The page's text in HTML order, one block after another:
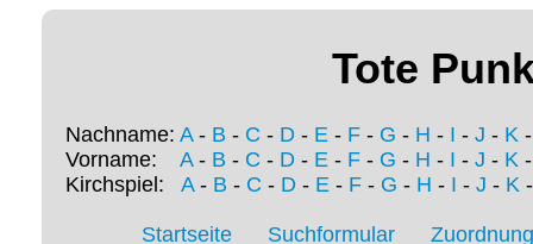
Tote
Nachname: A- B - C - D - E - F - G - H - I - J - K
Vorname: A- B - C - D - E - F - G - H - I - J - K
Kirchspiel: A- B - C - D- E- F- G - H - I - J - K
Startseite Suchformular